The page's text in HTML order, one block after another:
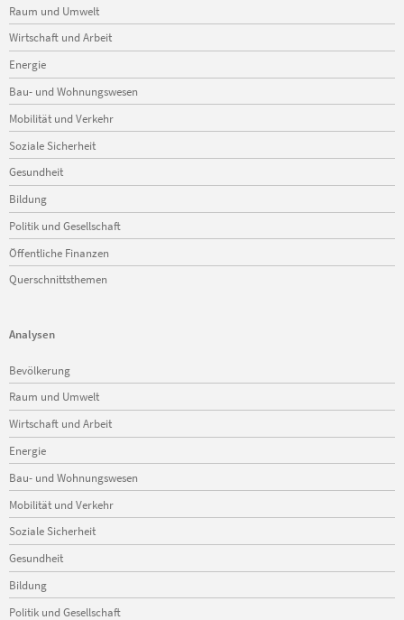
Raum und Umwelt
Wirtschaft und Arbeit
Energie
Bau- und Wohnungswesen
Mobilität und Verkehr
Soziale Sicherheit
Gesundheit
Bildung
Politik und Gesellschaft
Öffentliche Finanzen
Querschnittsthemen
Analysen
Navigation
überspringen
Bevölkerung
Raum und Umwelt
Wirtschaft und Arbeit
Energie
Bau- und Wohnungswesen
Mobilität und Verkehr
Soziale Sicherheit
Gesundheit
Bildung
Politik und Gesellschaft